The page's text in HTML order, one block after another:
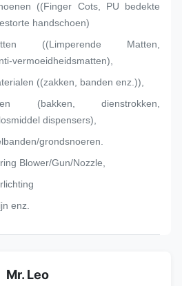
((Finger Cots, PU bedekte
handschoen)
((Limperende Matten,
vermoeidheidsmatten),
((zakken, banden enz.)),
(bakken, dienstrokken,
dispensers),
grondsnoeren.
Blower/Gun/Nozzle,
enz.
Mr. Leo